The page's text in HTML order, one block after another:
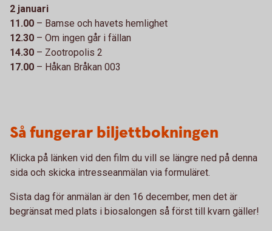
2 januari
11.00 – Bamse och havets hemlighet
12.30 – Om ingen går i fällan
14.30 – Zootropolis 2
17.00 – Håkan Bråkan 003
Så fungerar biljettbokningen
Klicka på länken vid den film du vill se längre ned på denna
sida och skicka intresseanmälan via formuläret.
Sista dag för anmälan är den 16 december, men det är
begränsat med plats i biosalongen så först till kvarn gäller!